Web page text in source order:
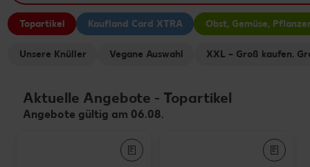
Schwebender Seitenbereich
Topartikel Kaufland Card XTRA Obst, Gemüse,
Unsere Knüller Vegane Auswahl XXL – Groß kaufen.
Aktuelle Angebote - Topartikel
Angebote gültig am 06.08.